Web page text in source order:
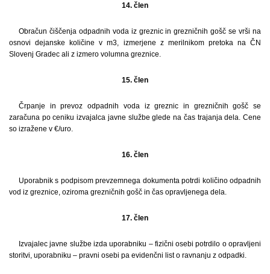
14. člen
Obračun čiščenja odpadnih voda iz greznic in grezničnih gošč se vrši na
osnovi dejanske količine v m3, izmerjene z merilnikom pretoka na ČN
Slovenj Gradec ali z izmero volumna greznice.
15. člen
Črpanje in prevoz odpadnih voda iz greznic in grezničnih gošč se
zaračuna po ceniku izvajalca javne službe glede na čas trajanja dela. Cene
so izražene v €/uro.
16. člen
Uporabnik s podpisom prevzemnega dokumenta potrdi količino odpadnih
vod iz greznice, oziroma grezničnih gošč in čas opravljenega dela.
17. člen
Izvajalec javne službe izda uporabniku – fizični osebi potrdilo o opravljeni
storitvi, uporabniku – pravni osebi pa evidenčni list o ravnanju z odpadki.